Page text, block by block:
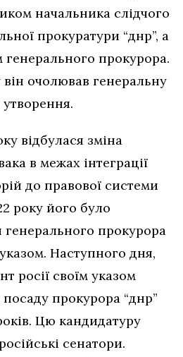
начальника слідчого
прокуратури “днр”, а
прокурора.
він очолював генеральну
відбулася зміна
в межах інтеграції
до правової системи
року його було
генерального прокурора
Наступного дня,
росії своїм указом
прокурора “днр”
Цю кандидатуру
сенатори.